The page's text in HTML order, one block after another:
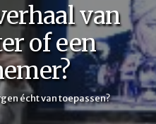
van
of een
écht van toepassen?